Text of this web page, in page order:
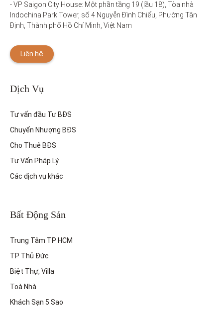
- VP Saigon City House: Một phần tầng 19 (lầu 18), Tòa nhà
Indochina Park Tower, số 4 Nguyễn Đình Chiểu, Phường Tân
Định, Thành phố Hồ Chí Minh, Việt Nam
Liên hệ
Dịch Vụ
Tư vấn đầu Tư BĐS
Chuyển Nhượng BĐS
Cho Thuê BĐS
Tư Vấn Pháp Lý
Các dịch vụ khác
Bất Động Sản
Trung Tâm TP HCM
TP Thủ Đức
Biệt Thự, Villa
Toà Nhà
Khách Sạn 5 Sao